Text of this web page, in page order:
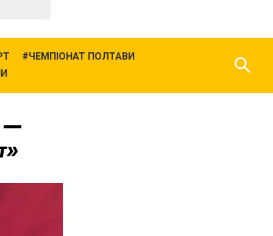
ЧЕМПІОНАТ ПОЛТАВИ
—